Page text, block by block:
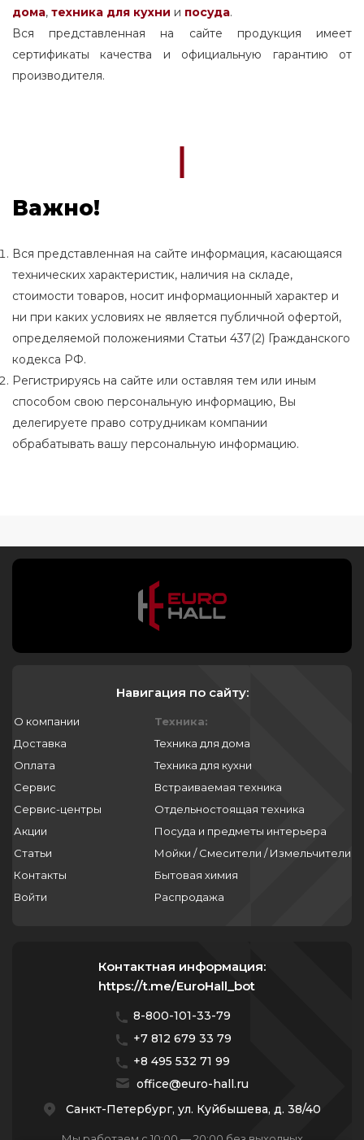
дома, техника для кухни и посуда.
Вся представленная на сайте продукция имеет
сертификаты качества и официальную гарантию от
производителя.
Важно!
Вся представленная на сайте информация, касающаяся
технических характеристик, наличия на складе,
стоимости товаров, носит информационный характер и
ни при каких условиях не является публичной офертой,
определяемой положениями Статьи 437(2) Гражданского
кодекса РФ.
Регистрируясь на сайте или оставляя тем или иным
способом свою персональную информацию, Вы
делегируете право сотрудникам компании
обрабатывать вашу персональную информацию.
Навигация по сайту:
О компании
Доставка
Оплата
Сервис
Сервис-центры
Акции
Статьи
Контакты
Войти
Техника:
Техника для дома
Техника для кухни
Встраиваемая техника
Отдельностоящая техника
Посуда и предметы интерьера
Мойки / Смесители / Измельчители
Бытовая химия
Распродажа
Контактная информация:
https://t.me/EuroHall_bot
8-800-101-33-79
+7 812 679 33 79
+8 495 532 71 99
office@euro-hall.ru
Санкт-Петербург, ул. Куйбышева, д. 38/40